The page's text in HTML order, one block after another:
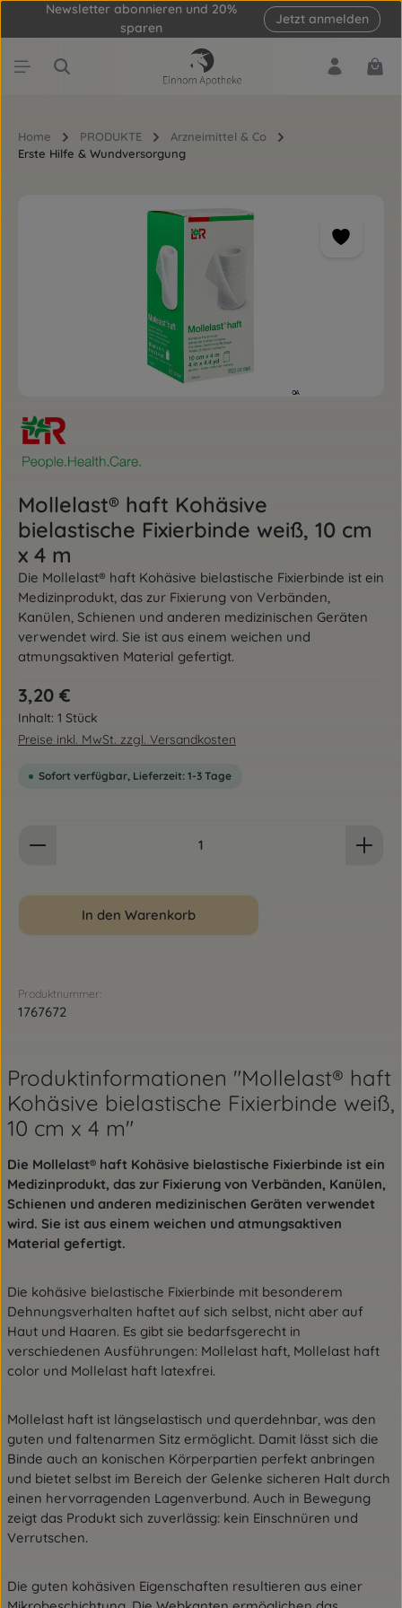
Zum Hauptinhalt springen
Newsletter abonnieren und 20%
sparen
Jetzt anmelden
Home PRODUKTE
Arzneimittel & Co
Erste Hilfe & Wundversorgung
Mollelast® haft Kohäsive
bielastische Fixierbinde weiß, 10 cm
x 4 m
Die Mollelast® haft Kohäsive bielastische Fixierbinde ist ein
Medizinprodukt, das zur Fixierung von Verbänden,
Kanülen, Schienen und anderen medizinischen Geräten
verwendet wird. Sie ist aus einem weichen und
atmungsaktiven Material gefertigt.
Regulärer Preis:
3,20 €
Inhalt: 1 Stück
Preise inkl. MwSt. zzgl. Versandkosten
Sofort verfügbar, Lieferzeit: 1-3 Tage
In den Warenkorb
Produktnummer:
1767672
Produktinformationen "Mollelast® haft
Kohäsive bielastische Fixierbinde weiß,
10 cm x 4 m"
Die Mollelast® haft Kohäsive bielastische Fixierbinde ist ein
Medizinprodukt, das zur Fixierung von Verbänden, Kanülen,
Schienen und anderen medizinischen Geräten verwendet
wird. Sie ist aus einem weichen und atmungsaktiven
Material gefertigt.
Die kohäsive bielastische Fixierbinde mit besonderem
Dehnungsverhalten haftet auf sich selbst, nicht aber auf
Haut und Haaren. Es gibt sie bedarfsgerecht in
verschiedenen Ausführungen: Mollelast haft, Mollelast haft
color und Mollelast haft latexfrei.
Mollelast haft ist längselastisch und querdehnbar, was den
guten und faltenarmen Sitz ermöglicht. Damit lässt sich die
Binde auch an konischen Körperpartien perfekt anbringen
und bietet selbst im Bereich der Gelenke sicheren Halt durch
einen hervorragenden Lagenverbund. Auch in Bewegung
zeigt das Produkt sich zuverlässig: kein Einschnüren und
Verrutschen.
Die guten kohäsiven Eigenschaften resultieren aus einer